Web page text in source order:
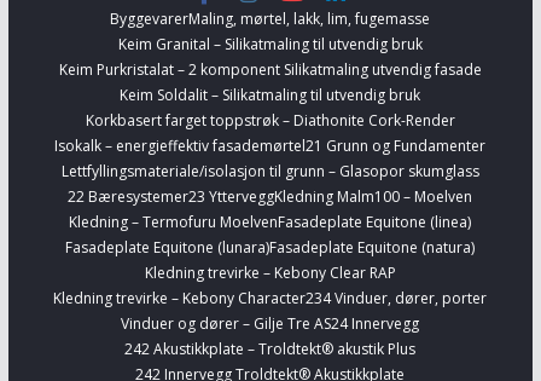
ByggevarerMaling, mørtel, lakk, lim, fugemasse
Keim Granital – Silikatmaling til utvendig bruk
Keim Purkristalat – 2 komponent Silikatmaling utvendig fasade
Keim Soldalit – Silikatmaling til utvendig bruk
Korkbasert farget toppstrøk – Diathonite Cork-Render
Isokalk – energieffektiv fasademørtel21 Grunn og Fundamenter
Lettfyllingsmateriale/isolasjon til grunn – Glasopor skumglass
22 Bæresystemer23 YtterveggKledning Malm100 – Moelven
Kledning – Termofuru MoelvenFasadeplate Equitone (linea)
Fasadeplate Equitone (lunara)Fasadeplate Equitone (natura)
Kledning trevirke – Kebony Clear RAP
Kledning trevirke – Kebony Character234 Vinduer, dører, porter
Vinduer og dører – Gilje Tre AS24 Innervegg
242 Akustikkplate – Troldtekt® akustik Plus
242 Innervegg Troldtekt® Akustikkplate